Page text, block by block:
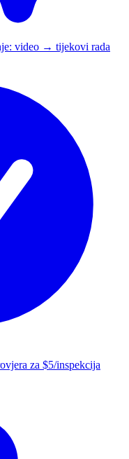
video → tijekovi rada
za $5/inspekcija